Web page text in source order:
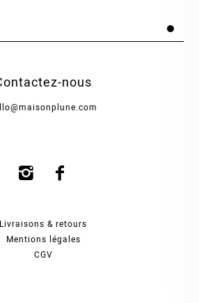
nous
Livraisons & retours
Mentions légales
CGV